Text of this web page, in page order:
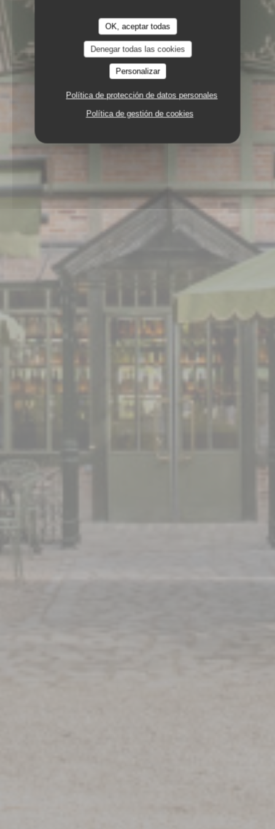
OK, aceptar todas
Denegar todas las cookies
Personalizar
Política de protección de datos personales
Política de gestión de cookies